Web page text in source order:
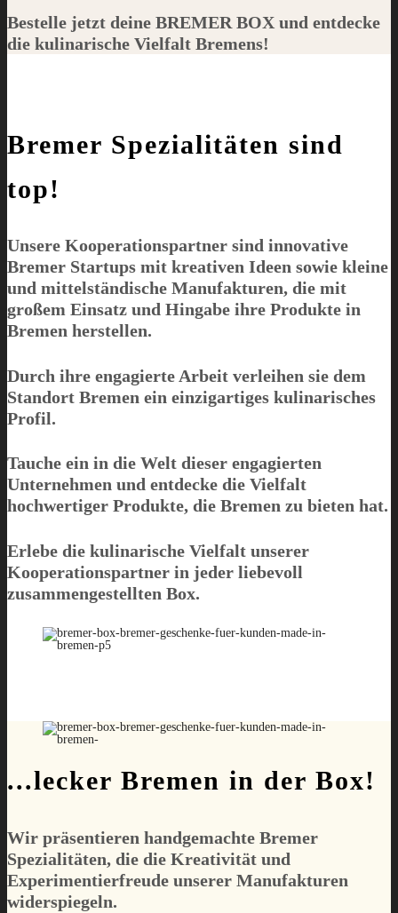
Bestelle jetzt deine BREMER BOX und entdecke
die kulinarische Vielfalt Bremens!
Bremer Spezialitäten sind
top!
Unsere Kooperationspartner sind innovative
Bremer Startups mit kreativen Ideen sowie kleine
und mittelständische Manufakturen, die mit
großem Einsatz und Hingabe ihre Produkte in
Bremen herstellen.
Durch ihre engagierte Arbeit verleihen sie dem
Standort Bremen ein einzigartiges kulinarisches
Profil.
Tauche ein in die Welt dieser engagierten
Unternehmen und entdecke die Vielfalt
hochwertiger Produkte, die Bremen zu bieten hat.
Erlebe die kulinarische Vielfalt unserer
Kooperationspartner in jeder liebevoll
zusammengestellten Box.
...lecker Bremen in der Box!
Wir präsentieren handgemachte Bremer
Spezialitäten, die die Kreativität und
Experimentierfreude unserer Manufakturen
widerspiegeln.